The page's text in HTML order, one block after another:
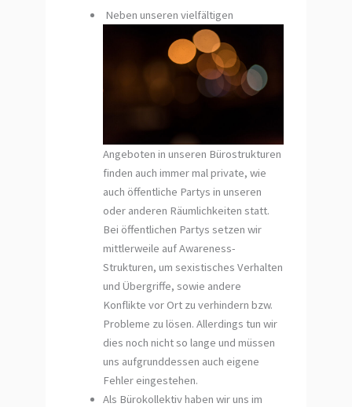
Neben unseren vielfältigen
Angeboten in unseren Bürostrukturen
finden auch immer mal private, wie
auch öffentliche Partys in unseren
oder anderen Räumlichkeiten statt.
Bei öffentlichen Partys setzen wir
mittlerweile auf Awareness-
Strukturen, um sexistisches Verhalten
und Übergriffe, sowie andere
Konflikte vor Ort zu verhindern bzw.
Probleme zu lösen. Allerdings tun wir
dies noch nicht so lange und müssen
uns aufgrunddessen auch eigene
Fehler eingestehen.
Als Bürokollektiv haben wir uns im